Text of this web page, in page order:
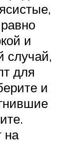
и
случай,
для
и
на